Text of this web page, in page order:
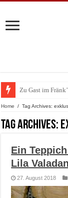
Zu Gast im
Warum
Home / Tag Archives:
Tag Archives:
Ein
Lila
27. August 2018